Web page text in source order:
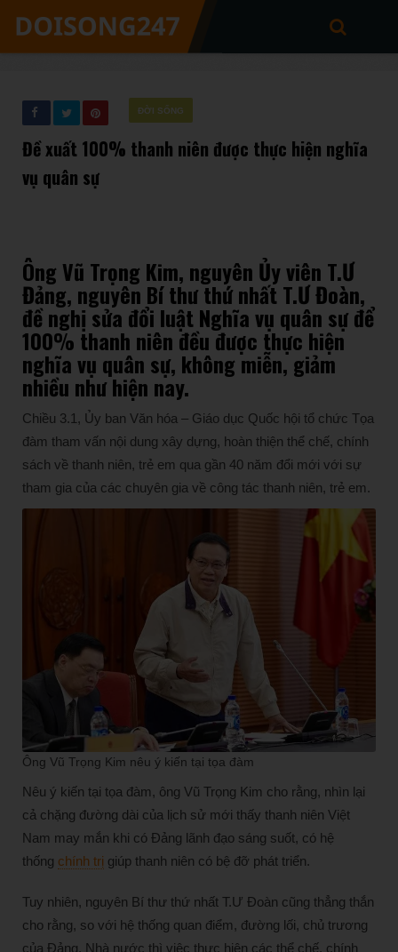
ĐỜI SỐNG
Đề xuất 100% thanh niên được thực hiện nghĩa
vụ quân sự
Ông Vũ Trọng Kim, nguyên Ủy viên T.Ư
Đảng, nguyên Bí thư thứ nhất T.Ư Đoàn,
đề nghị sửa đổi luật Nghĩa vụ quân sự để
100% thanh niên đều được thực hiện
nghĩa vụ quân sự, không miễn, giảm
nhiều như hiện nay.
Chiều 3.1, Ủy ban Văn hóa – Giáo dục Quốc hội tổ chức Tọa
đàm tham vấn nội dung xây dựng, hoàn thiện thể chế, chính
sách về thanh niên, trẻ em qua gần 40 năm đổi mới với sự
tham gia của các chuyên gia về công tác thanh niên, trẻ em.
Ông Vũ Trọng Kim nêu ý kiến tại tọa đàm
Nêu ý kiến tại tọa đàm, ông Vũ Trọng Kim cho rằng, nhìn lại
cả chặng đường dài của lịch sử mới thấy thanh niên Việt
Nam may mắn khi có Đảng lãnh đạo sáng suốt, có hệ
thống chính trị giúp thanh niên có bệ đỡ phát triển.
Tuy nhiên, nguyên Bí thư thứ nhất T.Ư Đoàn cũng thẳng thắn
cho rằng, so với hệ thống quan điểm, đường lối, chủ trương
của Đảng, Nhà nước thì việc thực hiện các thể chế, chính